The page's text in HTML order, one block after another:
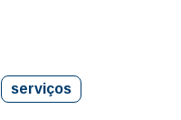
serviços